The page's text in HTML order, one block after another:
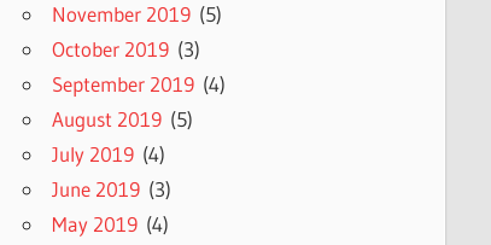
November 2019(5)
October 2019(3)
September 2019(4)
August 2019(5)
July 2019(4)
June 2019(3)
May 2019(4)